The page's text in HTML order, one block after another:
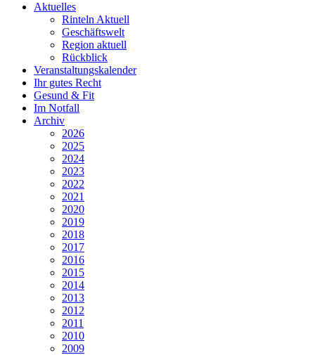
Aktuelles
Rinteln Aktuell
Geschäftswelt
Region aktuell
Rückblick
Veranstaltungskalender
Ihr gutes Recht
Gesund & Fit
Im Notfall
Archiv
2026
2025
2024
2023
2022
2021
2020
2019
2018
2017
2016
2015
2014
2013
2012
2011
2010
2009